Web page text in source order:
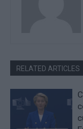
RELATED ARTICLES